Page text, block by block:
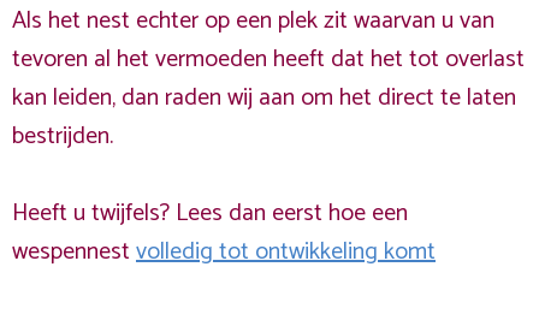
Als het nest echter op een plek zit waarvan u van
tevoren al het vermoeden heeft dat het tot overlast
kan leiden, dan raden wij aan om het direct te laten
bestrijden.
Heeft u twijfels? Lees dan eerst hoe een
wespennestvolledig tot ontwikkeling komt